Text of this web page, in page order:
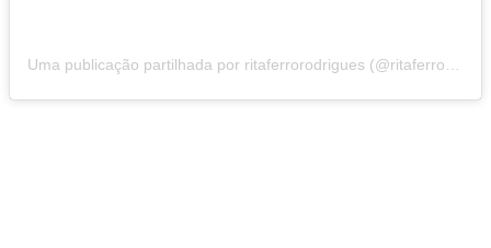
Uma publicação partilhada por ritaferrorodrigues (@ritaferrorodrigues)